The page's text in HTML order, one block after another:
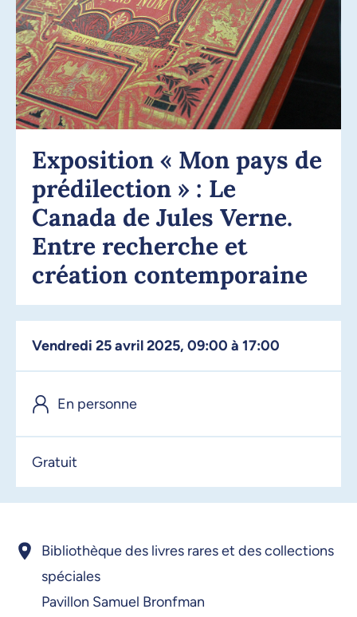
Exposition « Mon pays de
prédilection » : Le
Canada de Jules Verne.
Entre recherche et
création contemporaine
vendredi 25 avril 2025, 09:00 à 17:00
En personne
Gratuit
Bibliothèque des livres rares et des collections
spéciales
Pavillon Samuel Bronfman